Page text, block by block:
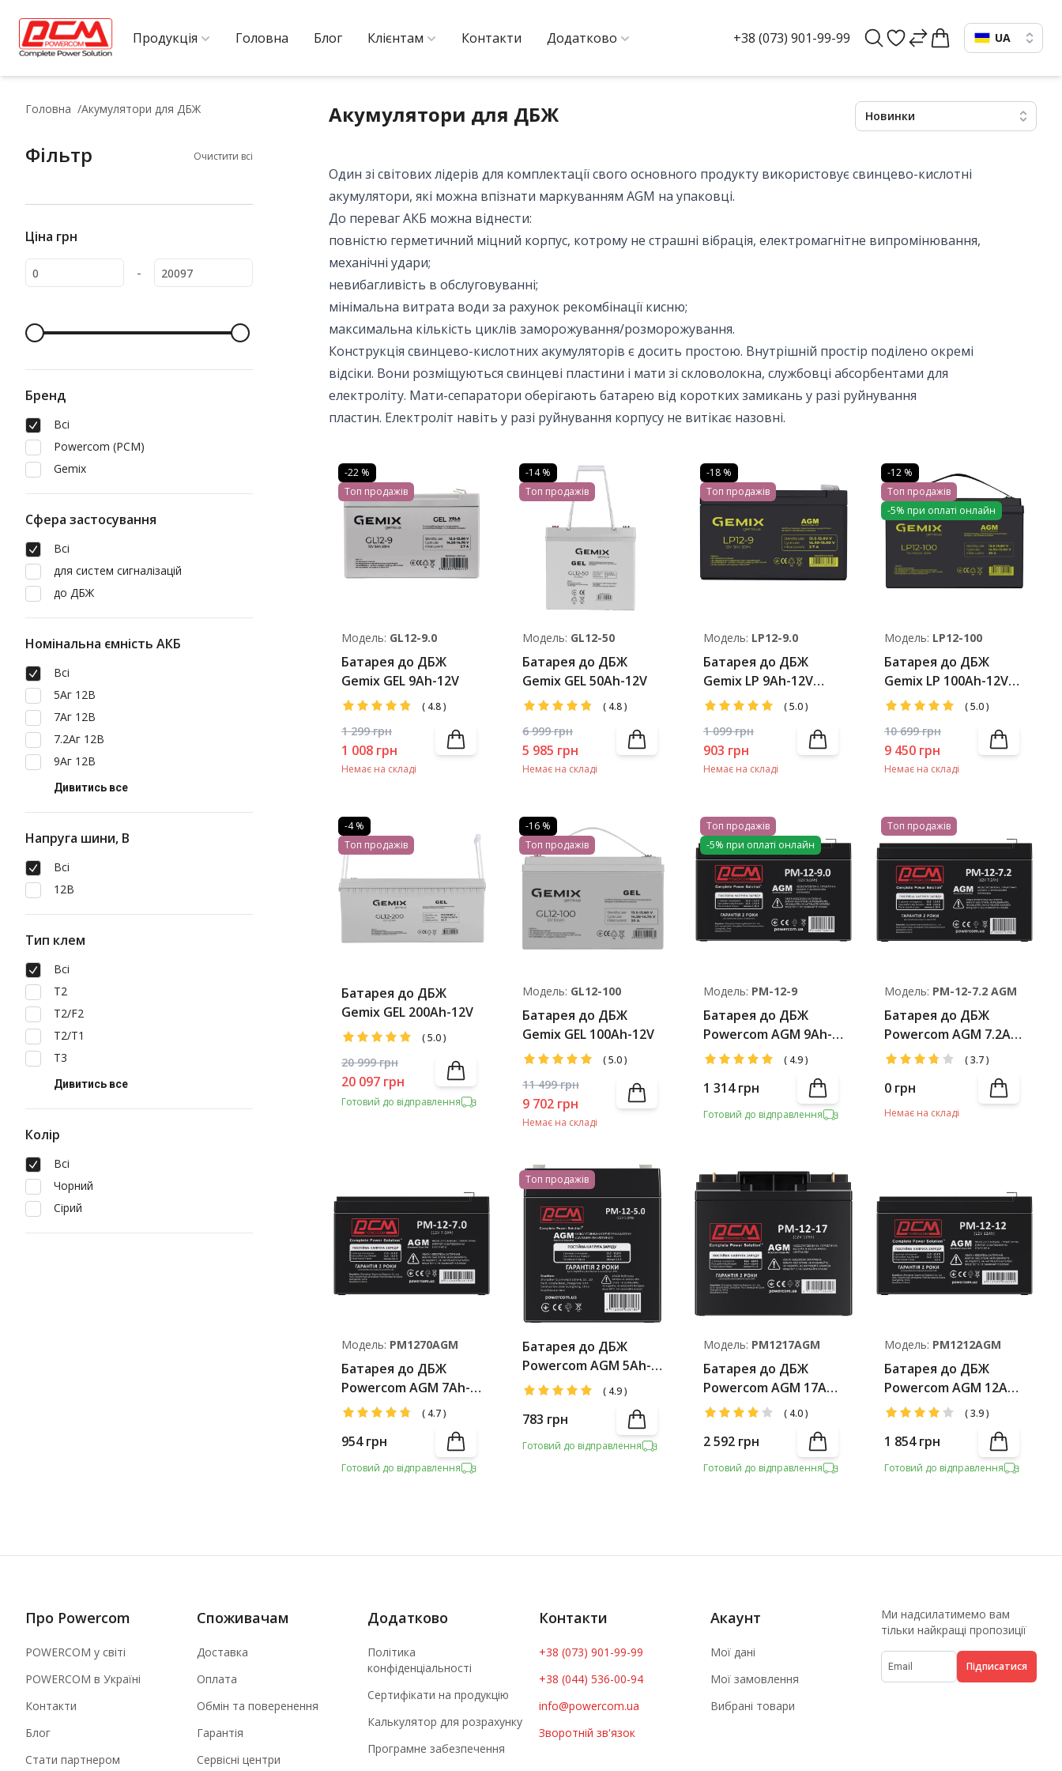
Продукція Головна Блог Клієнтам Контакти Додатково +38 (073) 901-99-99 UA
Головна Акумулятори для ДБЖ
Фільтр Очистити всі
Ціна грн
-
Бренд
Всі
Powercom (PCM)
Gemix
Сфера застосування
Всі
для систем сигналізацій
до ДБЖ
Номінальна ємність АКБ
Всі
5Аг 12В
7Аг 12В
7.2Аг 12В
9Аг 12В
Дивитись все
Напруга шини, В
Всі
12В
Тип клем
Всі
T2
T2/F2
T2/T1
T3
Дивитись все
Колір
Всі
Чорний
Сірий
Акумулятори для ДБЖ Новинки
Один зі світових лідерів для комплектації свого основного продукту використовує свинцево-кислотні
акумулятори, які можна впізнати маркуванням AGM на упаковці.
До переваг АКБ можна віднести:
повністю герметичний міцний корпус, котрому не страшні вібрація, електромагнітне випромінювання,
механічні удари;
невибагливість в обслуговуванні;
мінімальна витрата води за рахунок рекомбінації кисню;
максимальна кількість циклів заморожування/розморожування.
Конструкція свинцево-кислотних акумуляторів є досить простою. Внутрішній простір поділено окремі
відсіки. Вони розміщуються свинцеві пластини і мати зі скловолокна, службовці абсорбентами для
електроліту. Мати-сепаратори оберігають батарею від коротких замикань у разі руйнування
пластин. Електроліт навіть у разі руйнування корпусу не витікає назовні.
-22 %
Топ продажів
Модель: GL12-9.0
Батарея до ДБЖ
Gemix GEL 9Ah-12V
( 4.8)
1 299грн
1 008 грн
Немає на складі
-14 %
Топ продажів
Модель: GL12-50
Батарея до ДБЖ
Gemix GEL 50Ah-12V
( 4.8)
6 999грн
5 985 грн
Немає на складі
-18 %
Топ продажів
Модель: LP12-9.0
Батарея до ДБЖ
Gemix LP 9Ah-12V
AGM
(5.0)
1 099грн
903 грн
Немає на складі
-12 %
Топ продажів
-5% при оплаті онлайн
Модель: LP12-100
Батарея до ДБЖ
Gemix LP 100Ah-12V
AGM
(5.0)
10 699грн
9 450 грн
Немає на складі
-4 %
Топ продажів
Батарея до ДБЖ
Gemix GEL 200Ah-12V
(5.0)
20 999грн
20 097 грн
Готовий до відправлення
-16 %
Топ продажів
Модель: GL12-100
Батарея до ДБЖ
Gemix GEL 100Ah-12V
(5.0)
11 499грн
9 702 грн
Немає на складі
Топ продажів
-5% при оплаті онлайн
Модель: PM-12-9
Батарея до ДБЖ
Powercom AGM 9Ah-
12V
( 4.9)
1 314 грн
Готовий до відправлення
Топ продажів
Модель: PM-12-7.2 AGM
Батарея до ДБЖ
Powercom AGM 7.2Ah-
12V
(3.7)
0 грн
Немає на складі
Модель: PM1270AGM
Батарея до ДБЖ
Powercom AGM 7Ah-
12V
( 4.7)
954 грн
Готовий до відправлення
Топ продажів
Батарея до ДБЖ
Powercom AGM 5Ah-
12V
( 4.9)
783 грн
Готовий до відправлення
Модель: PM1217AGM
Батарея до ДБЖ
Powercom AGM 17Ah-
12V
( 4.0)
2 592 грн
Готовий до відправлення
Модель: PM1212AGM
Батарея до ДБЖ
Powercom AGM 12Ah-
12V
(3.9)
1 854 грн
Готовий до відправлення
Про Powercom
POWERCOM у світі
POWERCOM в Україні
Контакти
Блог
Стати партнером
Споживачам
Доставка
Оплата
Обмін та поверенення
Гарантія
Сервісні центри
Додатково
Політика
конфіденціальності
Сертифікати на продукцію
Калькулятор для розрахунку
Програмне забезпечення
Контакти
+38 (073) 901-99-99
+38 (044) 536-00-94
info@powercom.ua
Зворотній зв'язок
Акаунт
Мої дані
Мої замовлення
Вибрані товари
Ми надсилатимемо вам
тільки найкращі пропозиції
Підписатися